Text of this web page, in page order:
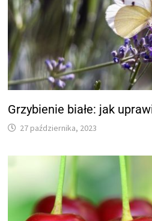
Grzybienie białe: jak
27 października, 2023